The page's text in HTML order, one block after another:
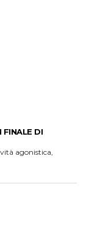
FINALE DI
agonistica,